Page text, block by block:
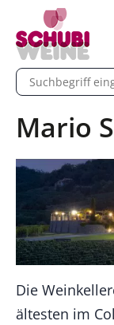
eingeben
Mario
Die
ältesten im